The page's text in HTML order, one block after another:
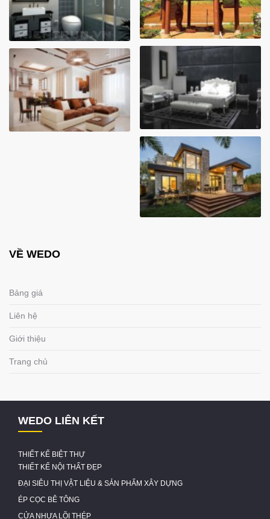
VỀ WEDO
Bảng giá
Liên hệ
Giới thiệu
Trang chủ
WEDO LIÊN KẾT
THIẾT KẾ BIỆT THỰ
THIẾT KẾ NỘI THẤT ĐẸP
ĐẠI SIÊU THỊ VẬT LIỆU & SẢN PHẨM XÂY DỰNG
ÉP CỌC BÊ TÔNG
CỬA NHỰA LÕI THÉP